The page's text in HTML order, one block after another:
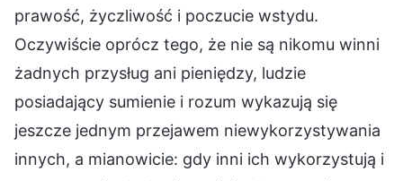
prawość, życzliwość i poczucie wstydu.
Oczywiście oprócz tego, że nie są nikomu winni
żadnych przysług ani pieniędzy, ludzie
posiadający sumienie i rozum wykazują się
jeszcze jednym przejawem niewykorzystywania
innych, a mianowicie: gdy inni ich wykorzystują i